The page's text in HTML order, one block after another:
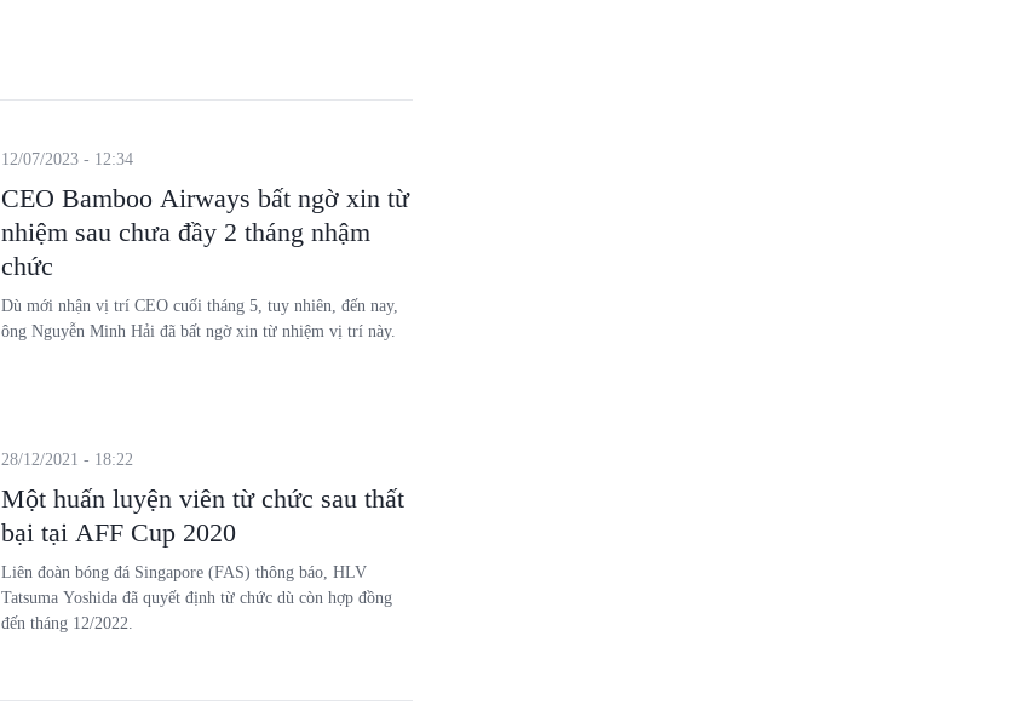
CEO Bamboo Airways bất ngờ xin từ
nhiệm sau chưa đầy 2 tháng nhậm
chức
12/07/2023 - 12:34
Dù mới nhận vị trí CEO cuối tháng 5, tuy nhiên, đến nay,
ông Nguyễn Minh Hải đã bất ngờ xin từ nhiệm vị trí này.
Một huấn luyện viên từ chức sau thất
bại tại AFF Cup 2020
28/12/2021 - 18:22
Liên đoàn bóng đá Singapore (FAS) thông báo, HLV
Tatsuma Yoshida đã quyết định từ chức dù còn hợp đồng
đến tháng 12/2022.